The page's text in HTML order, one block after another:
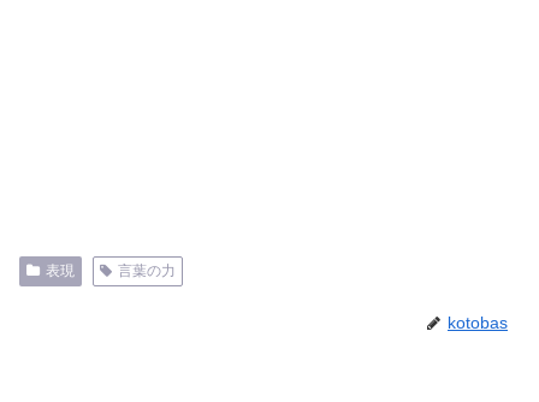
表現 言葉の力
kotobas